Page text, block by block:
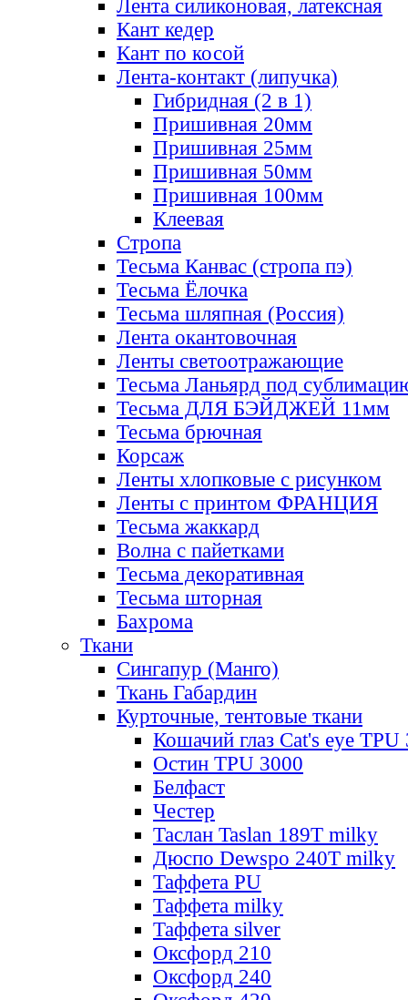
Лента силиконовая, латексная
Кант кедер
Кант по косой
Лента-контакт (липучка)
Гибридная (2 в 1)
Пришивная 20мм
Пришивная 25мм
Пришивная 50мм
Пришивная 100мм
Клеевая
Стропа
Тесьма Канвас (стропа пэ)
Тесьма Ёлочка
Тесьма шляпная (Россия)
Лента окантовочная
Ленты светоотражающие
Тесьма Ланьярд под
Тесьма ДЛЯ БЭЙДЖЕЙ 11мм
Тесьма брючная
Корсаж
Ленты хлопковые с рисунком
Ленты с принтом ФРАНЦИЯ
Тесьма жаккард
Волна с пайетками
Тесьма декоративная
Тесьма шторная
Бахрома
Ткани
Сингапур (Манго)
Ткань Габардин
Курточные, тентовые ткани
Кошачий глаз Cat's eye TPU
Остин TPU 3000
Белфаст
Честер
Таслан Taslan 189T milky
Дюспо Dewspo 240T milky
Таффета PU
Таффета milky
Таффета silver
Оксфорд 210
Оксфорд 240